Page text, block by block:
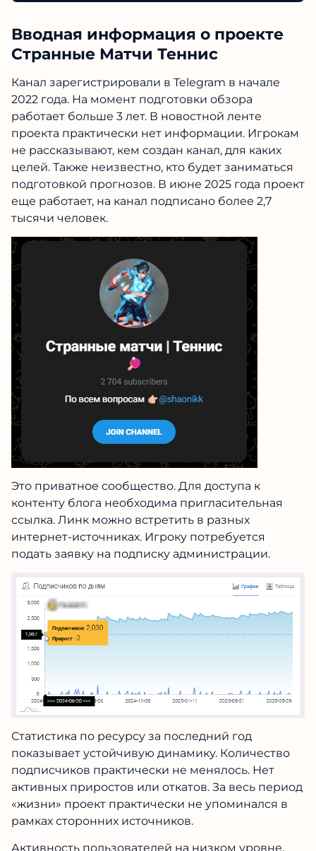
Вводная информация о проекте
Странные Матчи Теннис
Канал зарегистрировали в Telegram в начале
2022 года. На момент подготовки обзора
работает больше 3 лет. В новостной ленте
проекта практически нет информации. Игрокам
не рассказывают, кем создан канал, для каких
целей. Также неизвестно, кто будет заниматься
подготовкой прогнозов. В июне 2025 года проект
еще работает, на канал подписано более 2,7
тысячи человек.
Это приватное сообщество. Для доступа к
контенту блога необходима пригласительная
ссылка. Линк можно встретить в разных
интернет-источниках. Игроку потребуется
подать заявку на подписку администрации.
Статистика по ресурсу за последний год
показывает устойчивую динамику. Количество
подписчиков практически не менялось. Нет
активных приростов или откатов. За весь период
«жизни» проект практически не упоминался в
рамках сторонних источников.
Активность пользователей на низком уровне.